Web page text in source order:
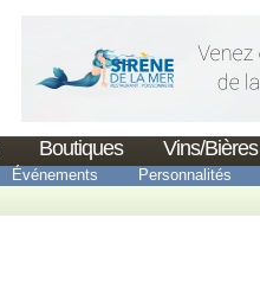
Boutiques Vins/Bières
Événements Personnalités